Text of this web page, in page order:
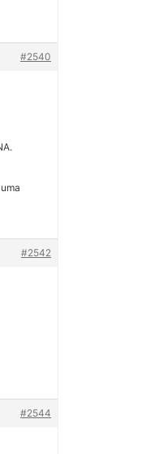
#2540
#2542
#2544